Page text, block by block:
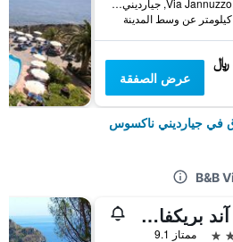
Via Jannuzzo, 41, جيارديني ناكسوس, صقلية, إيطاليا
عرض الصفقة
في جيارديني ناكسوس
بد آند بريكفاست فيلا فيتوريا
ممتاز 9.1